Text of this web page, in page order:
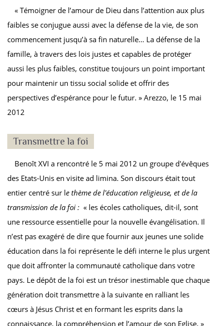
« Témoigner de l’amour de Dieu dans l’attention aux plus
faibles se conjugue aussi avec la défense de la vie, de son
commencement jusqu’à sa fin naturelle… La défense de la
famille, à travers des lois justes et capables de protéger
aussi les plus faibles, constitue toujours un point important
pour maintenir un tissu social solide et offrir des
perspectives d’espérance pour le futur. » Arezzo, le 15 mai
2012
Transmettre la foi
Benoît XVI a rencontré le 5 mai 2012 un groupe d'évêques
des Etats-Unis en visite ad limina. Son discours était tout
entier centré sur le thème de l'éducation religieuse, et de la
transmission de la foi : « les écoles catholiques, dit-il, sont
une ressource essentielle pour la nouvelle évangélisation. Il
n’est pas exagéré de dire que fournir aux jeunes une solide
éducation dans la foi représente le défi interne le plus urgent
que doit affronter la communauté catholique dans votre
pays. Le dépôt de la foi est un trésor inestimable que chaque
génération doit transmettre à la suivante en ralliant les
cœurs à Jésus Christ et en formant les esprits dans la
connaissance, la compréhension et l’amour de son Eglise. »